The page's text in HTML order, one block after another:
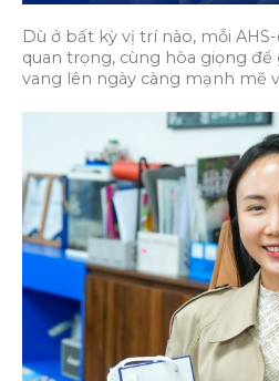
Dù ở bất kỳ vị trí nào, mỗi
quan trọng, cùng hòa giọng để
vang lên ngày càng mạnh mẽ